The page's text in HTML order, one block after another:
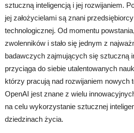
sztuczną inteligencją i jej rozwijaniem.
jej założycielami są znani
technologicznej. Od momentu
zwolenników i stało się jednym z
badawczych zajmujących się sztuczną
przyciąga do siebie utalentowanych
którzy pracują nad rozwijaniem nowych
OpenAI jest znane z wielu
na celu wykorzystanie sztucznej
dziedzinach życia.